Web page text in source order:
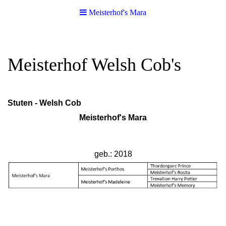
Meisterhof's Mara
Meisterhof Welsh Cob's
Stuten - Welsh Cob
Meisterhof's Mara
geb.: 2018